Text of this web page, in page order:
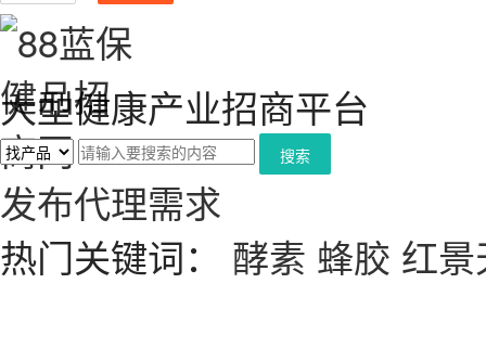
大型健康产业招商平台
搜索
发布代理需求
热门关键词： 酵素 蜂胶 红景